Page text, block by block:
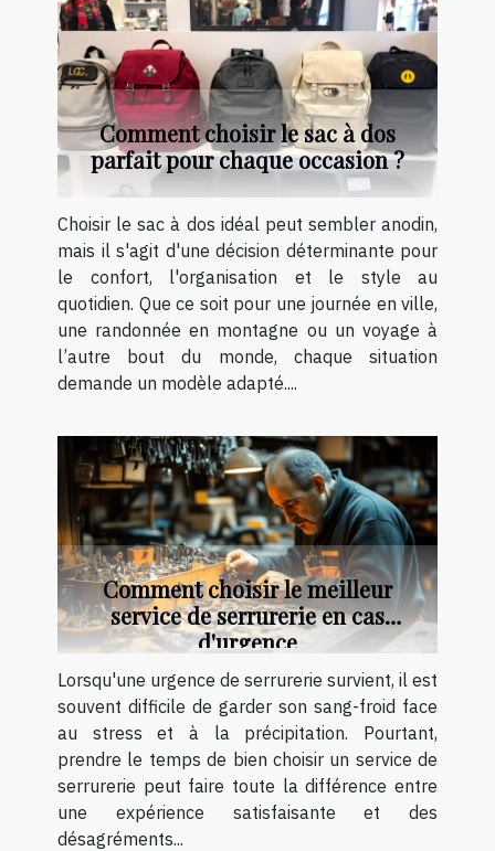
Comment choisir le sac à dos
parfait pour chaque occasion ?
Choisir le sac à dos idéal peut sembler anodin,
mais il s'agit d'une décision déterminante pour
le confort, l'organisation et le style au
quotidien. Que ce soit pour une journée en ville,
une randonnée en montagne ou un voyage à
l’autre bout du monde, chaque situation
demande un modèle adapté....
Comment choisir le meilleur
service de serrurerie en cas
d'urgence
Lorsqu'une urgence de serrurerie survient, il est
souvent difficile de garder son sang-froid face
au stress et à la précipitation. Pourtant,
prendre le temps de bien choisir un service de
serrurerie peut faire toute la différence entre
une expérience satisfaisante et des
désagréments...